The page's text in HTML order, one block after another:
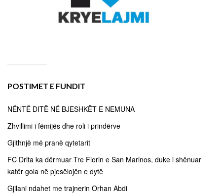
POSTIMET E FUNDIT
NËNTË DITË NË BJESHKËT E NEMUNA
Zhvillimi i fëmijës dhe roli i prindërve
Gjithnjë më pranë qytetarit
FC Drita ka dërmuar Tre Fiorin e San Marinos, duke i shënuar
katër gola në pjesëlojën e dytë
Gjilani ndahet me trajnerin Orhan Abdi